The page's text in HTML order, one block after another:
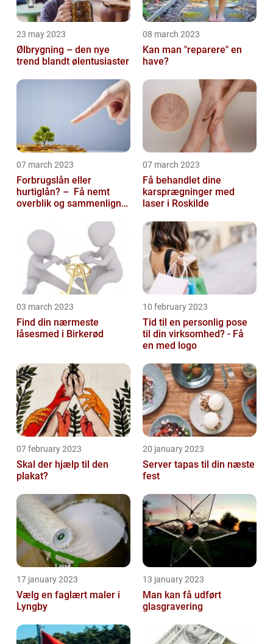
23 may 2023
Ølbrygning – den nye
trend blandt ølentusiaster
08 march 2023
Kan man "reparere" en
have?
07 march 2023
Forbrugslån eller
hurtiglån? – Få nemt
overblik og sammenlign
07 march 2023
Få behandlet dine
karsprægninger med
laser i Roskilde
03 march 2023
Find din nærmeste
låsesmed i Birkerød
10 february 2023
Tid til en personlig pose
til din virksomhed? - Få
en med logo
07 february 2023
Skal der hjælp til den
plakat?
20 january 2023
Server tapas til din næste
fest
17 january 2023
Vælg en faglært maler i
Lyngby
13 january 2023
Man kan få udført
glasgravering